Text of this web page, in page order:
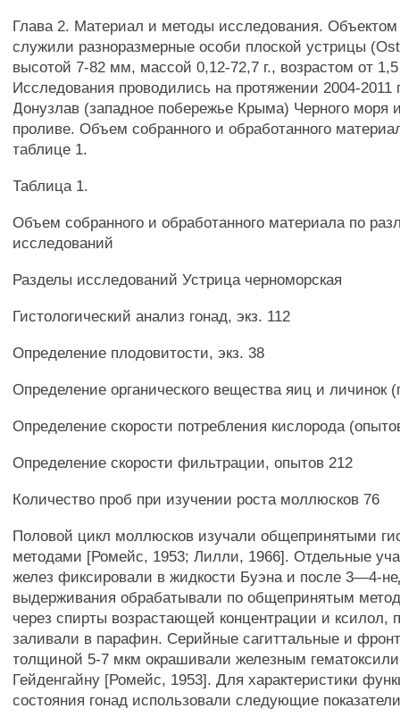
Глава 2. Материал и методы исследования.
служили разноразмерные особи плоской устрицы
высотой 7-82 мм, массой 0,12-72,7 г., возрастом от
Исследования проводились на протяжении 2004-2011
Донузлав (западное побережье Крыма) Черного моря
проливе. Объем собранного и обработанного
таблице 1.
Таблица 1.
Объем собранного и обработанного материала по
исследований
Разделы исследований Устрица черноморская
Гистологический анализ гонад, экз. 112
Определение плодовитости, экз. 38
Определение органического вещества яиц и личинок
Определение скорости потребления кислорода
Определение скорости фильтрации, опытов 212
Количество проб при изучении роста моллюсков 76
Половой цикл моллюсков изучали общепринятыми
методами [Ромейс, 1953; Лилли, 1966]. Отдельные
желез фиксировали в жидкости Буэна и после 3—4-
выдерживания обрабатывали по общепринятым
через спирты возрастающей концентрации и ксилол,
заливали в парафин. Серийные сагиттальные и
толщиной 5-7 мкм окрашивали железным
Гейденгайну [Ромейс, 1953]. Для характеристики
состояния гонад использовали следующие